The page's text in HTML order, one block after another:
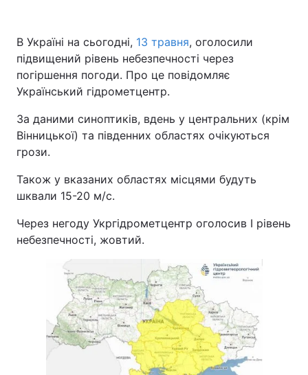
В Україні на сьогодні, 13 травня, оголосили
підвищений рівень небезпечності через
погіршення погоди. Про це повідомляє
Український гідрометцентр.
За даними синоптиків, вдень у центральних (крім
Вінницької) та південних областях очікуються
грози.
Також у вказаних областях місцями будуть
шквали 15-20 м/с.
Через негоду Укргідрометцентр оголосив I рівень
небезпечності, жовтий.